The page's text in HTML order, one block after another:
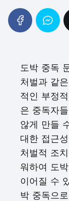
도박 중독
처벌과 같
적인 부정
은 중독자
않게 만들
대한 접근
처벌적 조
워하여 도
이어질 수
박 중독으